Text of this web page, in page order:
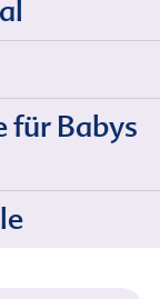
für Babys